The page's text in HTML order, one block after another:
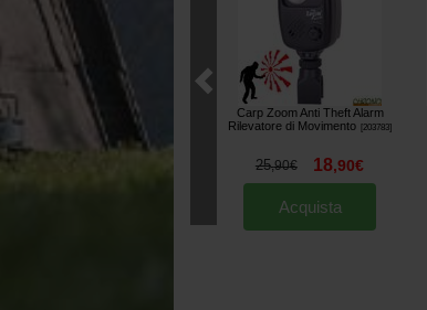
Carp Zoom Anti Theft Alarm
Rilevatore di Movimento
203783]
25,90€ 18,90€
Acquista